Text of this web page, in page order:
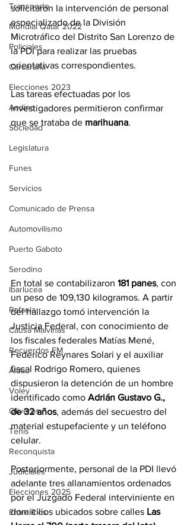
Transporte
Mundial Qatar 2022
Policiales
Carcarañá
Elecciones 2023
Andino
Sociedad
Legislatura
Funes
Servicios
Comunicado de Prensa
Automovilismo
Puerto Gaboto
Serodino
Ibarlucea
Rafaela
Causa Malvinas
Recuerdos FM
Aldao
Voley
Oliveros
Tenis
Reconquista
Judiciales
Elecciones 2025
Entre Ríos
solicitaron la intervención de personal
especializado de la División
Microtráfico del Distrito San Lorenzo de
la PDI para realizar las pruebas
orientativas correspondientes.
Las tareas efectuadas por los
investigadores permitieron confirmar
que se trataba de marihuana.
En total se contabilizaron 181 panes, con
un peso de 109,130 kilogramos. A partir
del hallazgo tomó intervención la
Justicia Federal, con conocimiento de
los fiscales federales Matías Mené,
Federico Reynares Solari y el auxiliar
fiscal Rodrigo Romero, quienes
dispusieron la detención de un hombre
identificado como Adrián Gustavo G.,
de 32 años, además del secuestro del
material estupefaciente y un teléfono
celular.
Posteriormente, personal de la PDI llevó
adelante tres allanamientos ordenados
por el Juzgado Federal interviniente en
domicilios ubicados sobre calles Las